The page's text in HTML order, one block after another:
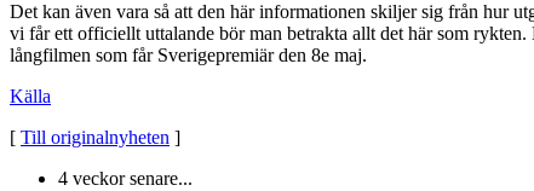
Det kan även vara så att den här informationen skiljer sig från hur
vi får ett officiellt uttalande bör man betrakta allt det här som
långfilmen som får Sverigepremiär den 8e maj.
Källa
[ Till originalnyheten ]
4 veckor senare...